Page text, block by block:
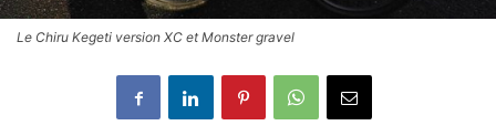
Le Chiru Kegeti version XC et Monster gravel